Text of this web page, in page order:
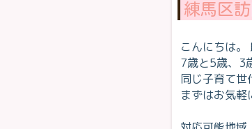
練馬区
こんにちは。
7歳と5歳、3
同じ子育て世
まずはお気軽